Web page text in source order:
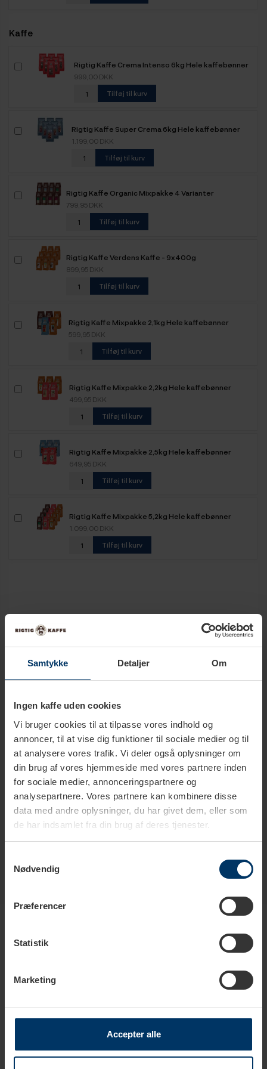
Samtykke Detaljer Om
Ingen kaffe uden cookies
Vi bruger cookies til at tilpasse vores indhold og
annoncer, til at vise dig funktioner til sociale medier og til
at analysere vores trafik. Vi deler også oplysninger om
din brug af vores hjemmeside med vores partnere inden
for sociale medier, annonceringspartnere og
analysepartnere. Vores partnere kan kombinere disse
data med andre oplysninger, du har givet dem, eller som
de har indsamlet fra din brug af deres tjenester.
Nødvendig
Præferencer
Statistik
Marketing
Accepter alle
Kaffe
Rigtig Kaffe Crema Intenso 6kg Hele kaffebønner
999,00 DKK
Tilføj til kurv
Rigtig Kaffe Super Crema 6kg Hele kaffebønner
1.199,00 DKK
Tilføj til kurv
Rigtig Kaffe Organic Mixpakke 4 Varianter
799,95 DKK
Tilføj til kurv
Rigtig Kaffe Verdens Kaffe - 9x400g
899,95 DKK
Tilføj til kurv
Rigtig Kaffe Mixpakke 2,1kg Hele kaffebønner
599,95 DKK
Tilføj til kurv
Rigtig Kaffe Mixpakke 2,2kg Hele kaffebønner
499,95 DKK
Tilføj til kurv
Rigtig Kaffe Mixpakke 2,5kg Hele kaffebønner
649,95 DKK
Tilføj til kurv
Rigtig Kaffe Mixpakke 5,2kg Hele kaffebønner
1.099,00 DKK
Tilføj til kurv
Udvidet beskrivelse
Bryggeopskrift:
Anvend 15-25g frisk kværnet kaffe, pr. 2,5 dl kop.
Filter vædes, kaffe påfyldes, 94°C friskkogt vand hældes
langsomt over kaffen i cirkulere bevægelser midt mellem
center og kant til ønsket mængde.
Brygge- og ekstrationtid er ca. 4 min.
Produkter i samme kategori